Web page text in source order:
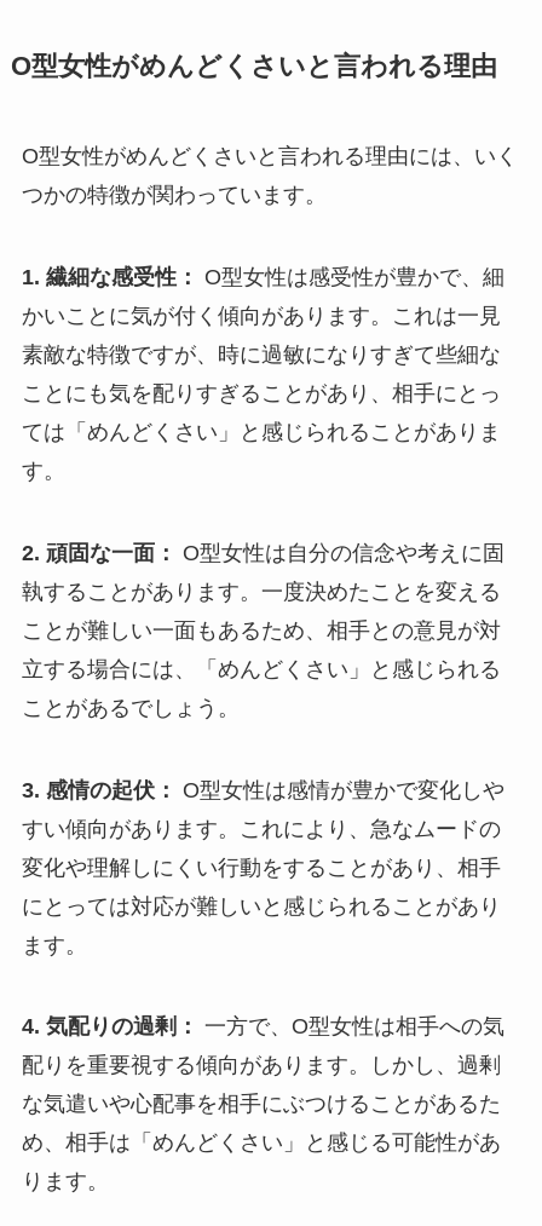
O型女性がめんどくさいと言われる理由
O型女性がめんどくさいと言われる理由には、いく
つかの特徴が関わっています。
1. 繊細な感受性：
O型女性は感受性が豊かで、細
かいことに気が付く傾向があります。これは一見
素敵な特徴ですが、時に過敏になりすぎて些細な
ことにも気を配りすぎることがあり、相手にとっ
ては「めんどくさい」と感じられることがありま
す。
2. 頑固な一面：
O型女性は自分の信念や考えに固
執することがあります。一度決めたことを変える
ことが難しい一面もあるため、相手との意見が対
立する場合には、「めんどくさい」と感じられる
ことがあるでしょう。
3. 感情の起伏：
O型女性は感情が豊かで変化しや
すい傾向があります。これにより、急なムードの
変化や理解しにくい行動をすることがあり、相手
にとっては対応が難しいと感じられることがあり
ます。
4. 気配りの過剰： 一方で、O型女性は相手への気
配りを重要視する傾向があります。しかし、過剰
な気遣いや心配事を相手にぶつけることがあるた
め、相手は「めんどくさい」と感じる可能性があ
ります。